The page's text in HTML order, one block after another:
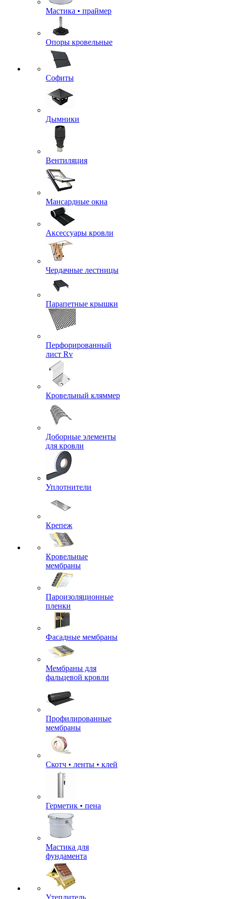
Мастика • праймер
Опоры кровельные
Софиты
Дымники
Вентиляция
Мансардные окна
Аксессуары кровли
Чердачные лестницы
Парапетные крышки
Перфорированный
лист Rv
Кровельный кляммер
Доборные элементы
для кровли
Уплотнители
Крепеж
Кровельные
мембраны
Пароизоляционные
пленки
Фасадные мембраны
Мембраны для
фальцевой кровли
Профилированные
мембраны
Скотч • ленты • клей
Герметик • пена
Мастика для
фундамента
Утеплитель